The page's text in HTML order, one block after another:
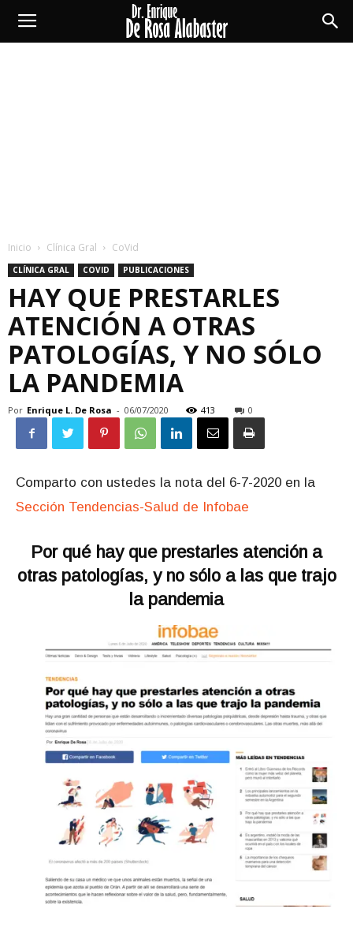
Enrique
Inicio Clínica Gral CoVid
CLÍNICA GRAL COVID PUBLICACIONES
HAY QUE PRESTARLES
ATENCIÓN A OTRAS
PATOLOGÍAS, Y NO SÓLO
LA PANDEMIA
Por Enrique L. De Rosa - 06/07/2020 413 0
Comparto con ustedes la nota del 6-7-2020 en la
Sección Tendencias-Salud de Infobae
Por qué hay que prestarles atención a
otras patologías, y no sólo a las que trajo
la pandemia